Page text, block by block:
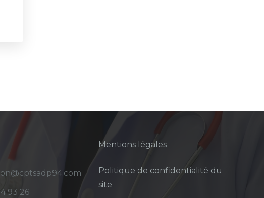
93 26
Mentions légales
Politique de confidentialité du
site